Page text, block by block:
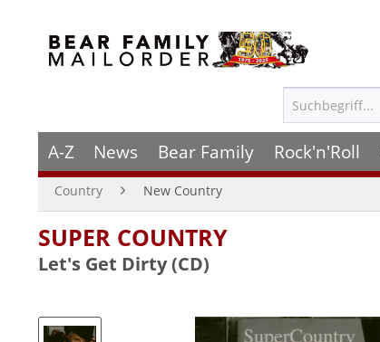
A-Z News Bear Family Rock'n'Roll
Country New Country
SUPER COUNTRY
Let's Get Dirty (CD)